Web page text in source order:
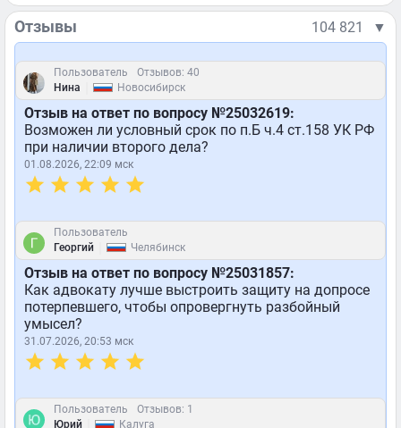
Отзывы 104 821 ▼
Пользователь
Отзывов: 40
Нина
Новосибирск
Отзыв на ответ по вопросу №25032619:
Возможен ли условный срок по п.Б ч.4 ст.158 УК РФ
при наличии второго дела?
01.08.2026, 22:09 мск
Пользователь
Георгий
Челябинск
Отзыв на ответ по вопросу №25031857:
Как адвокату лучше выстроить защиту на допросе
потерпевшего, чтобы опровергнуть разбойный
умысел?
31.07.2026, 20:53 мск
Пользователь
Отзывов: 1
Юрий
Калуга